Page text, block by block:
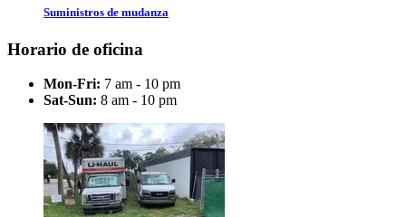
Suministros de mudanza
Horario de oficina
Mon-Fri: 7 am - 10 pm
Sat-Sun: 8 am - 10 pm